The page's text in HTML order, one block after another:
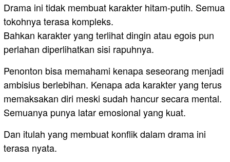
Drama ini tidak membuat karakter hitam-putih. Semua
tokohnya terasa kompleks.
Bahkan karakter yang terlihat dingin atau egois pun
perlahan diperlihatkan sisi rapuhnya.
Penonton bisa memahami kenapa seseorang menjadi
ambisius berlebihan. Kenapa ada karakter yang terus
memaksakan diri meski sudah hancur secara mental.
Semuanya punya latar emosional yang kuat.
Dan itulah yang membuat konflik dalam drama ini
terasa nyata.